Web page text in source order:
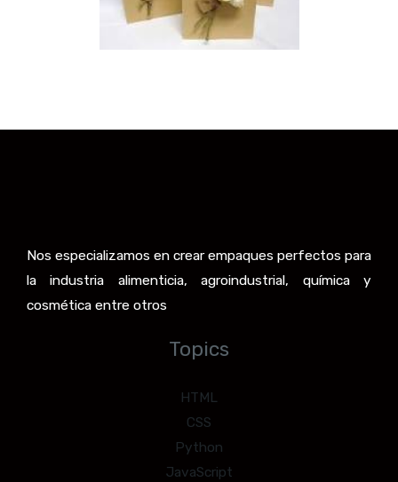
Nos especializamos en crear empaques perfectos para
la industria alimenticia, agroindustrial, química y
cosmética entre otros
Topics
HTML
CSS
Python
JavaScript